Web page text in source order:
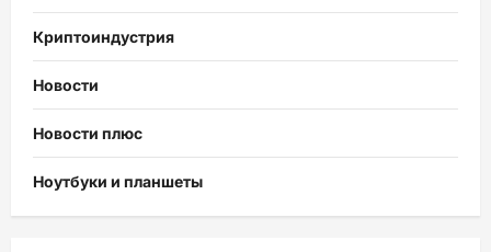
Криптоиндустрия
Новости
Новости плюс
Ноутбуки и планшеты